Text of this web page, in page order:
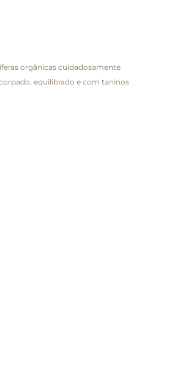
orgânicas cuidadosamente
equilibrado e com taninos